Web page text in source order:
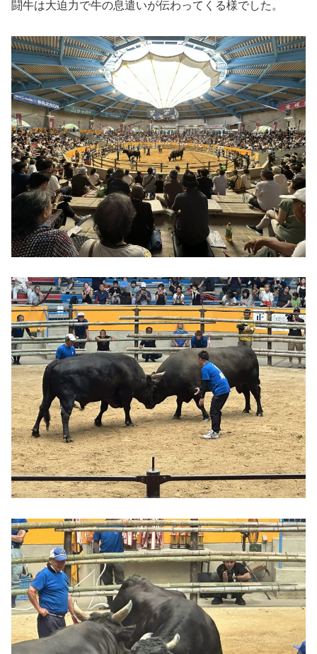
闘牛は大迫力で牛の息遣いが伝わってくる様でした。